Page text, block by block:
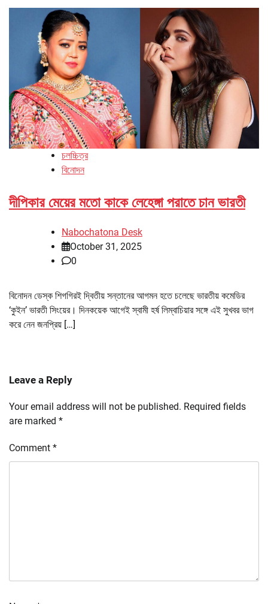
চলচ্চিত্র
বিনোদন
দীপিকার মেয়ের মতো কাকে লেহেঙ্গা পরাতে চান ভারতী
Nabochatona Desk
October 31, 2025
0
বিনোদন ডেস্ক শিগগিরই দ্বিতীয় সন্তানের আগমন হতে চলেছে ভারতীয় কমেডির
‘কুইন’ ভারতী সিংয়ের। দিনকয়েক আগেই স্বামী হর্ষ লিম্বাচিয়ার সঙ্গে এই সুখবর ভাগ
করে নেন জনপ্রিয় […]
Leave a Reply
Your email address will not be published. Required fields
are marked *
Comment *